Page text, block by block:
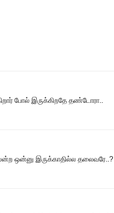
போல் இருக்கிறதே தண்டோரா..
ஒன்னு இருக்காதில்ல தலைவரே..?